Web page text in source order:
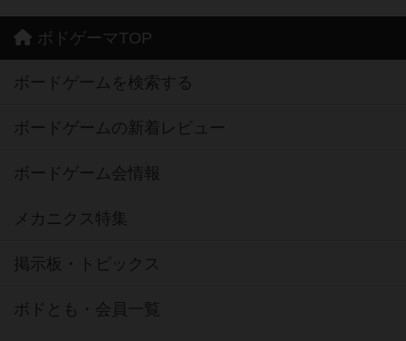
ボドゲーマTOP
ボードゲームを検索する
ボードゲームの新着レビュー
ボードゲーム会情報
メカニクス特集
掲示板・トピックス
ボドとも・会員一覧